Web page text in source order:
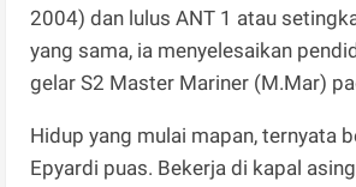
2004) dan lulus ANT 1 atau
yang sama, ia menyelesaikan
gelar S2 Master Mariner (M.Mar)
Hidup yang mulai mapan, ternyata
Epyardi puas. Bekerja di kapal